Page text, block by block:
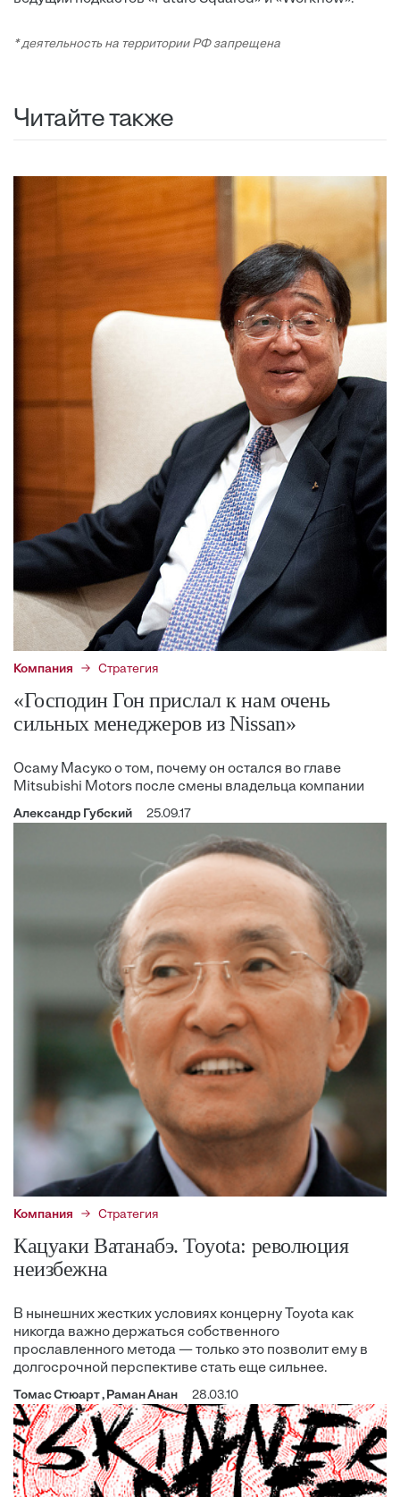
* деятельность на территории РФ запрещена
Читайте также
Компания Стратегия
«Господин Гон прислал к нам очень
сильных менеджеров из Nissan»
Осаму Масуко о том, почему он остался во главе
Mitsubishi Motors после смены владельца компании
Александр Губский 25.09.17
Компания Стратегия
Кацуаки Ватанабэ. Toyota: революция
неизбежна
В нынешних жестких условиях концерну Toyota как
никогда важно держаться собственного
прославленного метода — только это позволит ему в
долгосрочной перспективе стать еще сильнее.
Томас Стюарт , Раман Анан 28.03.10